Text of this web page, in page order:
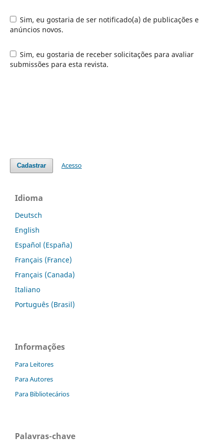
Sim, eu gostaria de ser notificado(a) de publicações e
anúncios novos.
Sim, eu gostaria de receber solicitações para avaliar
submissões para esta revista.
Cadastrar Acesso
Idioma
Deutsch
English
Español (España)
Français (France)
Français (Canada)
Italiano
Português (Brasil)
Informações
Para Leitores
Para Autores
Para Bibliotecários
Palavras-chave